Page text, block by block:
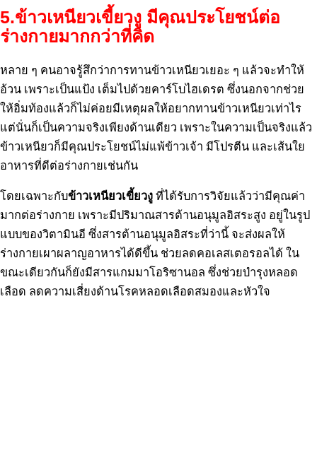
5.ข้าวเหนียวเขี้ยวงู มีคุณประโยชน์ต่อ
ร่างกายมากกว่าที่คิด
หลาย ๆ คนอาจรู้สึกว่าการทานข้าวเหนียวเยอะ ๆ แล้วจะทำให้
อ้วน เพราะเป็นแป้ง เต็มไปด้วยคาร์โบไฮเดรต ซึ่งนอกจากช่วย
ให้อิ่มท้องแล้วก็ไม่ค่อยมีเหตุผลให้อยากทานข้าวเหนียวเท่าไร
แต่นั่นก็เป็นความจริงเพียงด้านเดียว เพราะในความเป็นจริงแล้ว
ข้าวเหนียวก็มีคุณประโยชน์ไม่แพ้ข้าวเจ้า มีโปรตีน และเส้นใย
อาหารที่ดีต่อร่างกายเช่นกัน
โดยเฉพาะกับข้าวเหนียวเขี้ยวงู ที่ได้รับการวิจัยแล้วว่ามีคุณค่า
มากต่อร่างกาย เพราะมีปริมาณสารต้านอนุมูลอิสระสูง อยู่ในรูป
แบบของวิตามินอี ซึ่งสารต้านอนุมูลอิสระที่ว่านี้ จะส่งผลให้
ร่างกายเผาผลาญอาหารได้ดีขึ้น ช่วยลดคอเลสเตอรอลได้ ใน
ขณะเดียวกันก็ยังมีสารแกมมาโอริซานอล ซึ่งช่วยบำรุงหลอด
เลือด ลดความเสี่ยงด้านโรคหลอดเลือดสมองและหัวใจ